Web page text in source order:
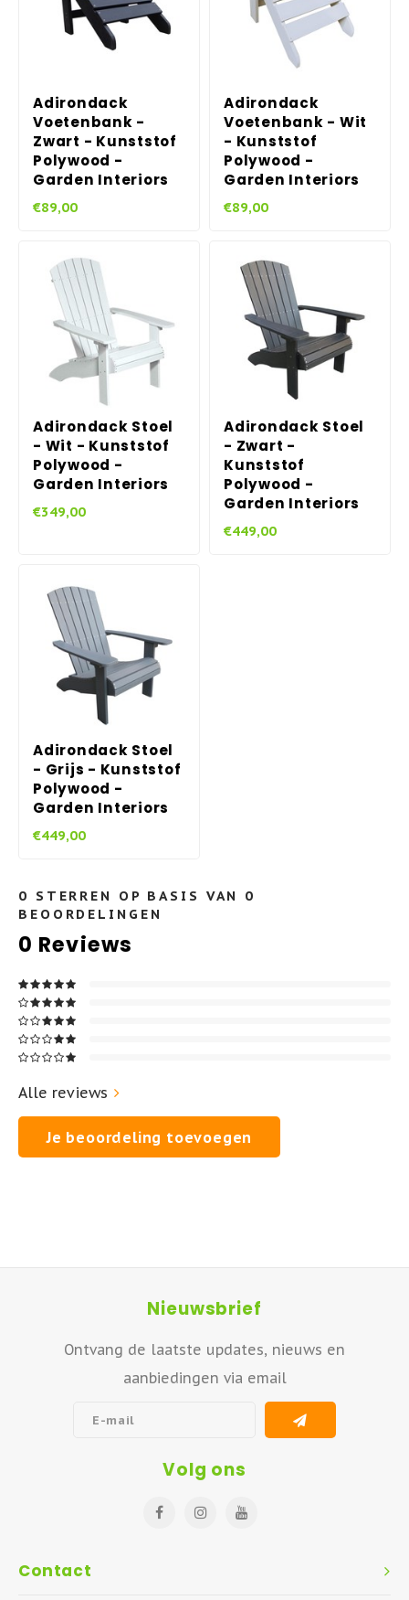
Adirondack
Voetenbank -
Zwart - Kunststof
Polywood -
Garden Interiors
€89,00
Adirondack
Voetenbank - Wit
- Kunststof
Polywood -
Garden Interiors
€89,00
Adirondack Stoel
- Wit - Kunststof
Polywood -
Garden Interiors
€349,00
Adirondack Stoel
- Zwart -
Kunststof
Polywood -
Garden Interiors
€449,00
Adirondack Stoel
- Grijs - Kunststof
Polywood -
Garden Interiors
€449,00
0 STERREN OP BASIS VAN 0
BEOORDELINGEN
0 Reviews
Alle reviews
Je beoordeling toevoegen
Contact
Nieuwsbrief
Ontvang de laatste updates, nieuws en
aanbiedingen via email
Volg ons